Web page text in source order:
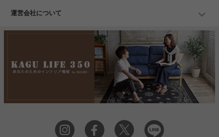
運営会社について